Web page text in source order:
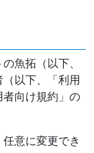
魚拓（以下、
以下、「利用
向け規約」の
意に変更でき